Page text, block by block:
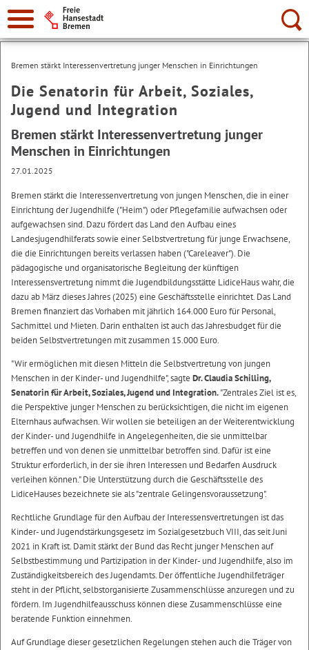
Suche:
Bremen stärkt Interessenvertretung junger Menschen in Einrichtungen
Die Senatorin für Arbeit, Soziales,
Jugend und Integration
Bremen stärkt Interessenvertretung junger
Menschen in Einrichtungen
27.01.2025
Bremen stärkt die Interessenvertretung von jungen Menschen, die in einer
Einrichtung der Jugendhilfe ("Heim") oder Pflegefamilie aufwachsen oder
aufgewachsen sind. Dazu fördert das Land den Aufbau eines
Landesjugendhilferats sowie einer Selbstvertretung für junge Erwachsene,
die die Einrichtungen bereits verlassen haben ("Careleaver"). Die
pädagogische und organisatorische Begleitung der künftigen
Interessensvertretung nimmt die Jugendbildungsstätte LidiceHaus wahr, die
dazu ab März dieses Jahres (2025) eine Geschäftsstelle einrichtet. Das Land
Bremen finanziert das Vorhaben mit jährlich 164.000 Euro für Personal,
Sachmittel und Mieten. Darin enthalten ist auch das Jahresbudget für die
beiden Selbstvertretungen mit zusammen 15.000 Euro.
"Wir ermöglichen mit diesen Mitteln die Selbstvertretung von jungen
Menschen in der Kinder- und Jugendhilfe", sagte Dr. Claudia Schilling,
Senatorin für Arbeit, Soziales, Jugend und Integration."Zentrales Ziel ist es,
die Perspektive junger Menschen zu berücksichtigen, die nicht im eigenen
Elternhaus aufwachsen. Wir wollen sie beteiligen an der Weiterentwicklung
der Kinder- und Jugendhilfe in Angelegenheiten, die sie unmittelbar
betreffen und von denen sie unmittelbar betroffen sind. Dafür ist eine
Struktur erforderlich, in der sie ihren Interessen und Bedarfen Ausdruck
verleihen können." Die Unterstützung durch die Geschäftsstelle des
LidiceHauses bezeichnete sie als "zentrale Gelingensvoraussetzung".
Rechtliche Grundlage für den Aufbau der Interessensvertretungen ist das
Kinder- und Jugendstärkungsgesetz im Sozialgesetzbuch VIII, das seit Juni
2021 in Kraft ist. Damit stärkt der Bund das Recht junger Menschen auf
Selbstbestimmung und Partizipation in der Kinder- und Jugendhilfe, also im
Zuständigkeitsbereich des Jugendamts. Der öffentliche Jugendhilfeträger
steht in der Pflicht, selbstorganisierte Zusammenschlüsse anzuregen und zu
fördern. Im Jugendhilfeausschuss können diese Zusammenschlüsse eine
beratende Funktion einnehmen.
Auf Grundlage dieser gesetzlichen Regelungen stehen auch die Träger von